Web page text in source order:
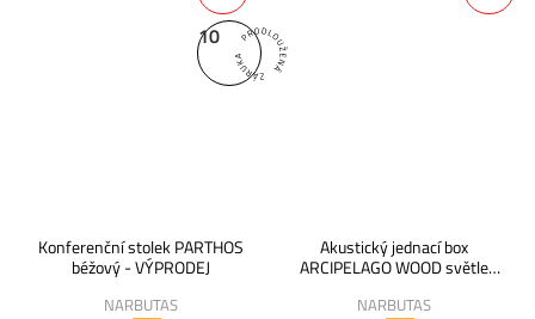
10
Konferenční stolek PARTHOS
béžový - VÝPRODEJ
NARBUTAS
Akustický jednací box
ARCIPELAGO WOOD světle
NARBUTAS